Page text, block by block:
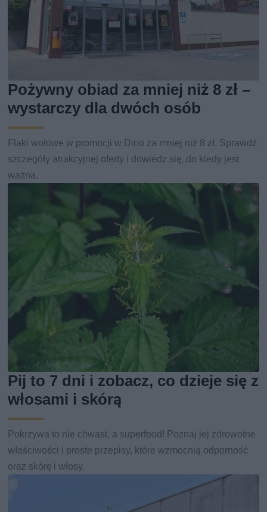
Pożywny obiad za mniej niż 8 zł –
wystarczy dla dwóch osób
Flaki wołowe w promocji w Dino za mniej niż 8 zł. Sprawdź
szczegóły atrakcyjnej oferty i dowiedz się, do kiedy jest
ważna.
Pij to 7 dni i zobacz, co dzieje się z
włosami i skórą
Pokrzywa to nie chwast, a superfood! Poznaj jej zdrowotne
właściwości i proste przepisy, które wzmocnią odporność
oraz skórę i włosy.